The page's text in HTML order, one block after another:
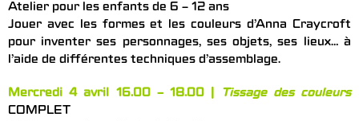
Atelier pour les enfants de 6 – 12 ans
Jouer avec les formes et les couleurs d’Anna Craycroft
pour inventer ses personnages, ses objets, ses lieux… à
l’aide de différentes techniques d’assemblage.
Mercredi 4 avril 16.00 – 18.00 |
Tissage des couleurs
COMPLET